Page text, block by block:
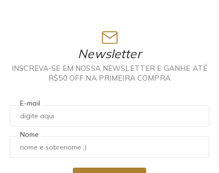
Newsletter
INSCREVA-SE EM NOSSA NEWSLETTER E GANHE ATÉ
R$50 OFF NA PRIMEIRA COMPRA
E-mail
Nome